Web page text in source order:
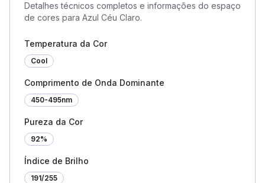
Detalhes técnicos completos e informações do espaço
de cores para Azul Céu Claro.
Temperatura da Cor
Cool
Comprimento de Onda Dominante
450-495nm
Pureza da Cor
92%
Índice de Brilho
191/255